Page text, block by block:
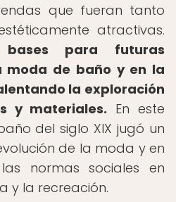
que fueran tanto
atractivas.
para futuras
moda de baño y en la
la exploración
y materiales. En este
del siglo XIX jugó un
de la moda y en
normas sociales en
y la recreación.